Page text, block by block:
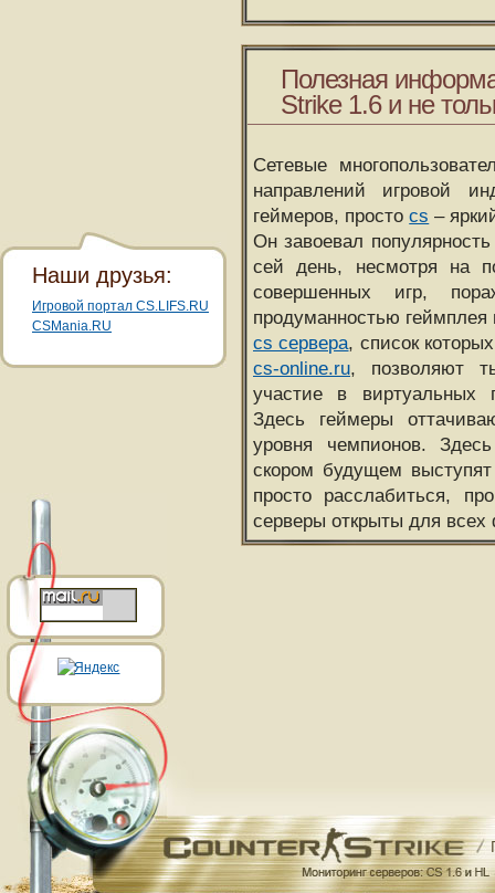
Полезная
Strike 1.6 и не
Сетевые
направлений игровой
геймеров, простоcs –
Он завоевал
сей день, несмотря на
совершенных игр,
продуманностью
cs сервера, список
cs-online.ru, позволяют
участие в виртуальных
Здесь геймеры
уровня чемпионов.
скором будущем
просто расслабиться,
серверы открыты для всех
Наши друзья:
Игровой портал CS.LIFS.RU
CSMania.RU